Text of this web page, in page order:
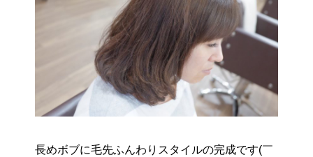
長めボブに毛先ふんわりスタイルの完成です(￣